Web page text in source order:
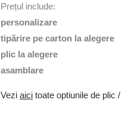
Prețul include:
personalizare
tipărire pe carton la alegere
plic la alegere
asamblare
Vezi aici toate optiunile de plic